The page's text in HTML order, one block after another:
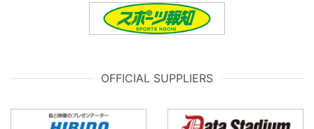
OFFICIAL SUPPLIERS